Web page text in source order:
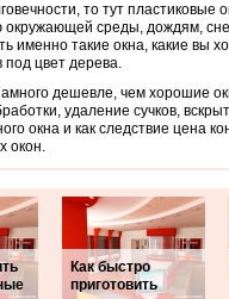
то тут
среды, дождям,
именно такие окна, какие вы
цвет дерева.
дешевле, чем хорошие
удаление сучков,
окна и как следствие цена
окон.
Как быстро
приготовить